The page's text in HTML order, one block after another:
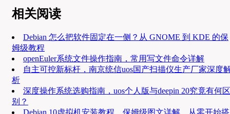
相关阅读
Debian 怎么把软件固定在一侧？从 GNOME 到 KDE 的保
姆级教程
openEuler系统文件操作指南，常用写文件命令详解
自主可控新标杆，南京统信uos国产扫描仪生产厂家深度
析
深度操作系统选购指南，uos个人版与deepin 20究竟有何区
别？
Debian 10虚拟机安装教程，保姆级图文详解，从零开始搭